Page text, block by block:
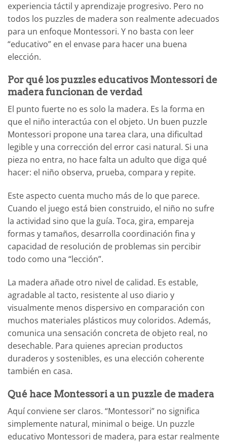
experiencia táctil y aprendizaje progresivo. Pero no
todos los puzzles de madera son realmente adecuados
para un enfoque Montessori. Y no basta con leer
“educativo” en el envase para hacer una buena
elección.
Por qué los puzzles educativos Montessori de
madera funcionan de verdad
El punto fuerte no es solo la madera. Es la forma en
que el niño interactúa con el objeto. Un buen puzzle
Montessori propone una tarea clara, una dificultad
legible y una corrección del error casi natural. Si una
pieza no entra, no hace falta un adulto que diga qué
hacer: el niño observa, prueba, compara y repite.
Este aspecto cuenta mucho más de lo que parece.
Cuando el juego está bien construido, el niño no sufre
la actividad sino que la guía. Toca, gira, empareja
formas y tamaños, desarrolla coordinación fina y
capacidad de resolución de problemas sin percibir
todo como una “lección”.
La madera añade otro nivel de calidad. Es estable,
agradable al tacto, resistente al uso diario y
visualmente menos dispersivo en comparación con
muchos materiales plásticos muy coloridos. Además,
comunica una sensación concreta de objeto real, no
desechable. Para quienes aprecian productos
duraderos y sostenibles, es una elección coherente
también en casa.
Qué hace Montessori a un puzzle de madera
Aquí conviene ser claros. “Montessori” no significa
simplemente natural, minimal o beige. Un puzzle
educativo Montessori de madera, para estar realmente